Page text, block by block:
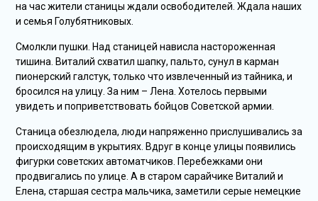
на час жители станицы ждали освободителей. Ждала наших
и семья Голубятниковых.
Смолкли пушки. Над станицей нависла настороженная
тишина. Виталий схватил шапку, пальто, сунул в карман
пионерский галстук, только что извлеченный из тайника, и
бросился на улицу. За ним – Лена. Хотелось первыми
увидеть и поприветствовать бойцов Советской армии.
Станица обезлюдела, люди напряженно прислушивались за
происходящим в укрытиях. Вдруг в конце улицы появились
фигурки советских автоматчиков. Перебежками они
продвигались по улице. А в старом сарайчике Виталий и
Елена, старшая сестра мальчика, заметили серые немецкие